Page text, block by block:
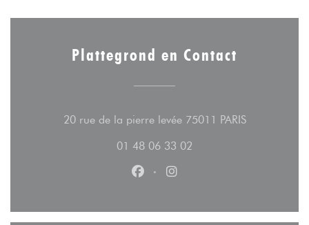
Plattegrond en Contact
20 rue de la pierre levée 75011 PARIS((opent in
01 48 06 33 02
Facebook ((opent in een nieuw
Instagram ((opent in een